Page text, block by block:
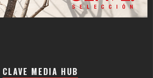
CLAVE MEDIA HUB